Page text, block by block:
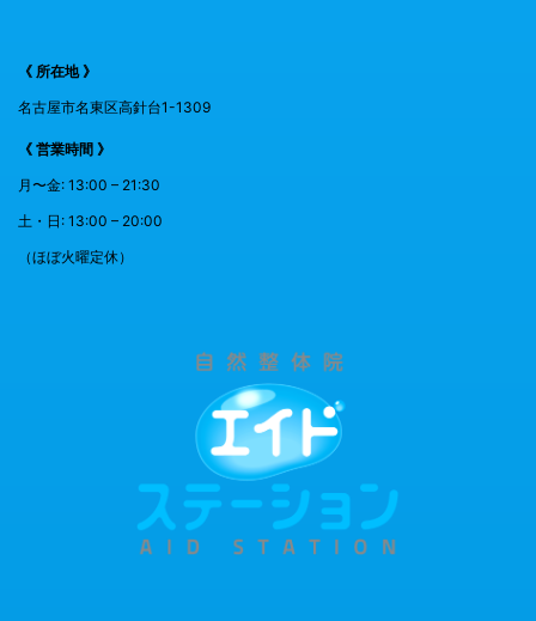
《 所在地 》
名古屋市名東区高針台1-1309
《 営業時間 》
月〜金: 13:00 – 21:30
土・日: 13:00 – 20:00
（ほぼ火曜定休）